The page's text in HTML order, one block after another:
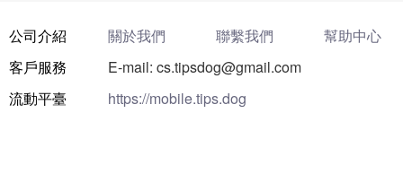
公司介紹 關於我們 聯繫我們
幫助中心
客戶服務
E-mail: cs.tipsdog@gmail.com
流動平臺
https://mobile.tips.dog